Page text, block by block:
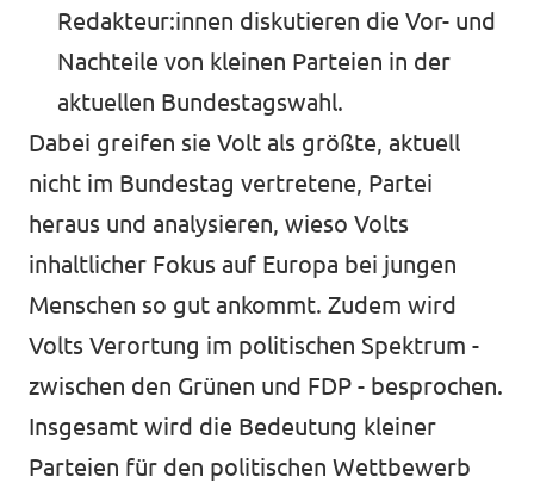
Volt DUS Hochschulgruppe
Deine Spende für Volt!
komm vorbei!
Presse
Transparenz
Redakteur:innen diskutieren die Vor- und
Nachteile von kleinen Parteien in der
aktuellen Bundestagswahl.
Dabei greifen sie Volt als größte, aktuell
nicht im Bundestag vertretene, Partei
heraus und analysieren, wieso Volts
inhaltlicher Fokus auf Europa bei jungen
Menschen so gut ankommt. Zudem wird
Volts Verortung im politischen Spektrum -
zwischen den Grünen und FDP - besprochen.
Insgesamt wird die Bedeutung kleiner
Parteien für den politischen Wettbewerb